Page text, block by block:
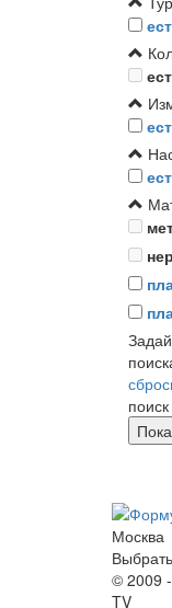
поиск
Москва
© 2009
TV